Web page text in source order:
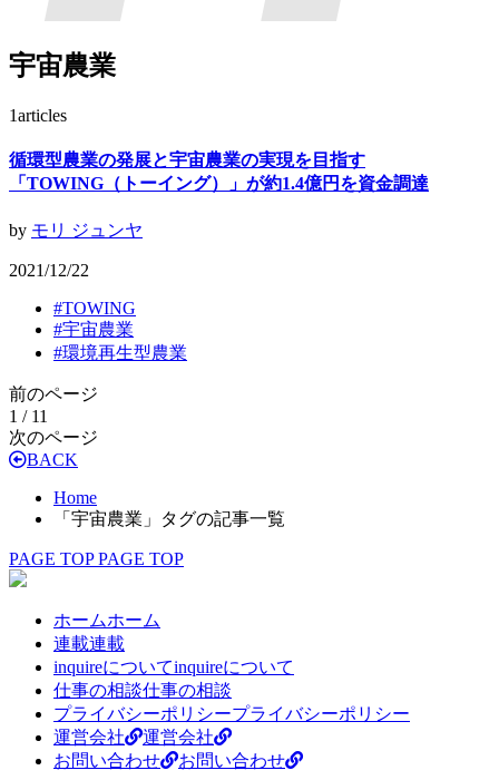
宇宙農業
1articles
循環型農業の発展と宇宙農業の実現を目指す
「TOWING（トーイング）」が約1.4億円を資金調達
by モリ ジュンヤ
2021/12/22
#TOWING
#宇宙農業
#環境再生型農業
前のページ
1 / 11
次のページ
BACK
Home
「宇宙農業」タグの記事一覧
PAGE TOP PAGE TOP
ホームホーム
連載連載
inquireについてinquireについて
仕事の相談仕事の相談
プライバシーポリシープライバシーポリシー
運営会社
運営会社
お問い合わせ
お問い合わせ